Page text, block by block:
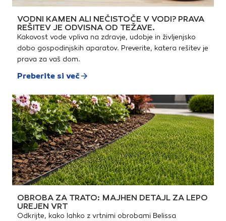
prostorov.Tehnične
lastnosti:Dimenzije (ŠxD): 1,5 x
50 m (75 m2)Gramatura: 180
g/m2Paroprepustnost (Sd): ≥
150 mVodoodpornost: 2
kPaOdziv na ogenj: EVzdolžna
natezna trdnost: ≥ 120
N/50mmPrečna natezna
trdnost: ≥ 120 N/50mm
VODNI KAMEN ALI NEČISTOČE V VODI? PRAVA
REŠITEV JE ODVISNA OD TEŽAVE.
Kakovost vode vpliva na zdravje, udobje in življenjsko
dobo gospodinjskih aparatov. Preverite, katera rešitev je
prava za vaš dom.
Preberite si več
OBROBA ZA TRATO: MAJHEN DETAJL ZA LEPO
UREJEN VRT
Odkrijte, kako lahko z vrtnimi obrobami Belissa